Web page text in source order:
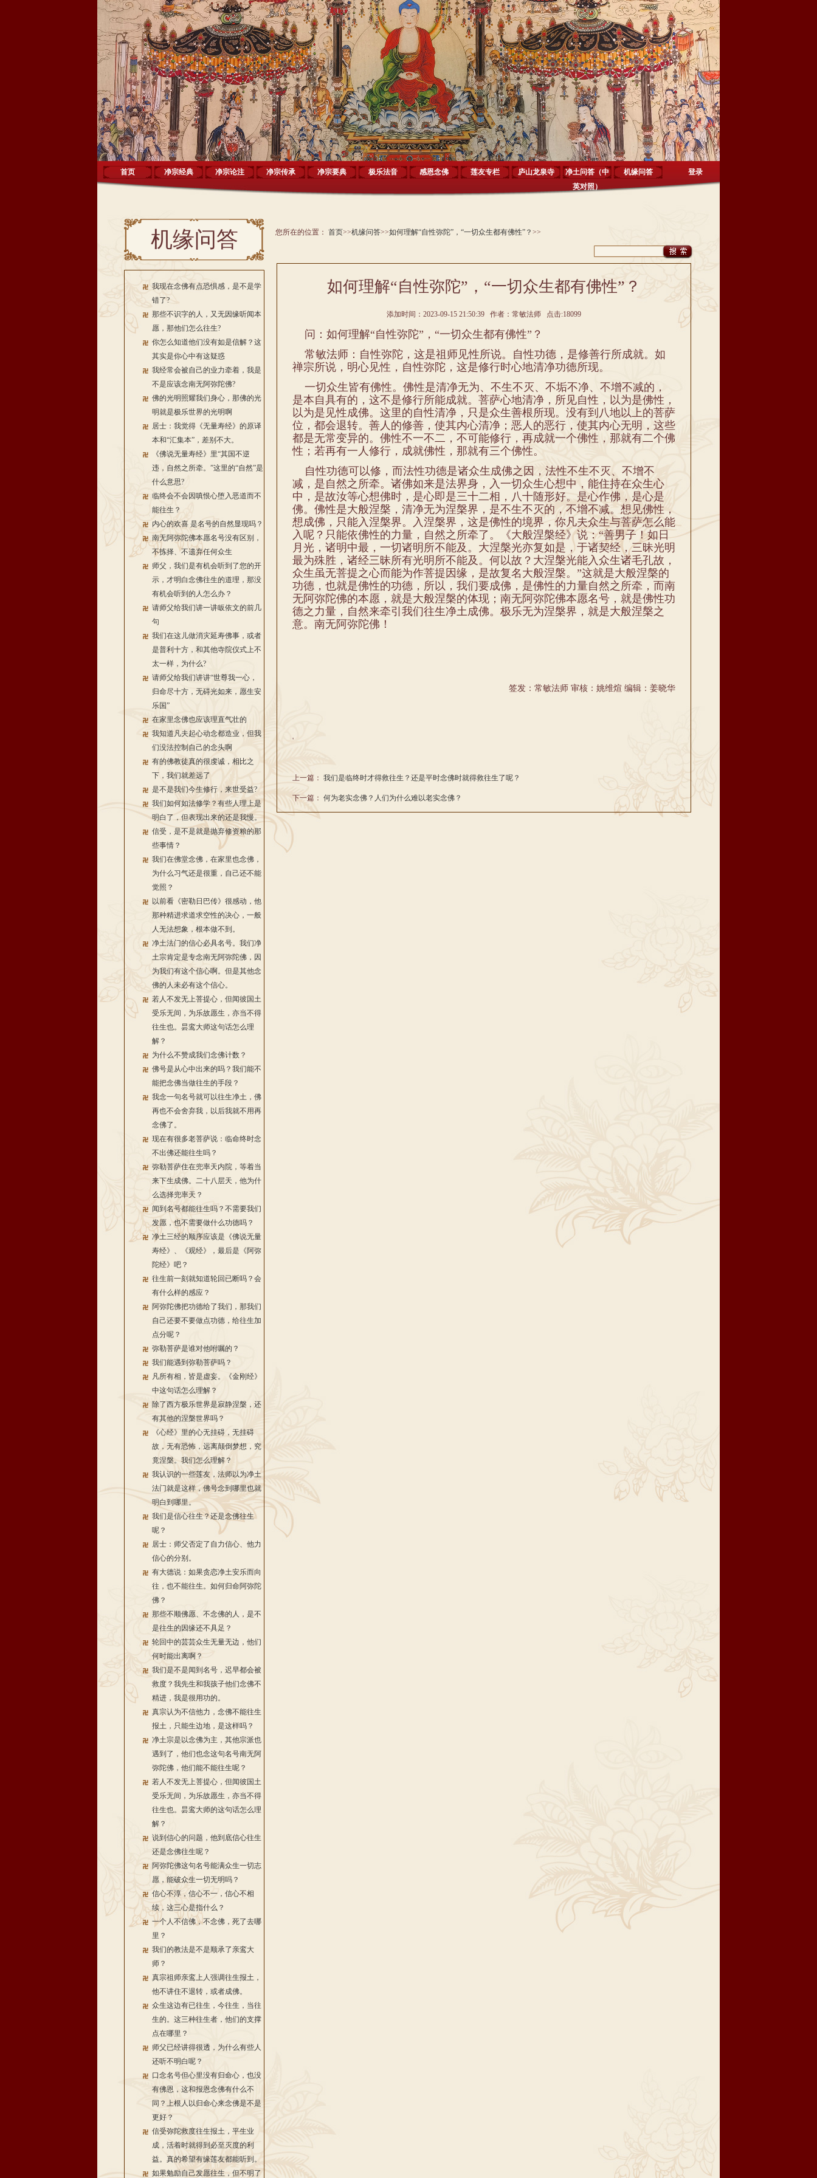
首页 净宗经典 净宗论注 净宗传承 净宗要典 极乐法音 感恩念佛 莲友专栏 庐山龙泉寺
净土问答（中
英对照）
机缘问答 登录
机缘问答
我现在念佛有点恐惧感，是不是学
错了?
那些不识字的人，又无因缘听闻本
愿，那他们怎么往生?
你怎么知道他们没有如是信解？这
其实是你心中有这疑惑
我经常会被自己的业力牵着，我是
不是应该念南无阿弥陀佛?
佛的光明照耀我们身心，那佛的光
明就是极乐世界的光明啊
居士：我觉得《无量寿经》的原译
本和“汇集本”，差别不大。
《佛说无量寿经》里“其国不逆
违，自然之所牵。”这里的“自然”是
什么意思?
临终会不会因嗔恨心堕入恶道而不
能往生？
内心的欢喜 是名号的自然显现吗？
南无阿弥陀佛本愿名号没有区别，
不拣择、不遗弃任何众生
师父，我们是有机会听到了您的开
示，才明白念佛往生的道理，那没
有机会听到的人怎么办？
请师父给我们讲一讲皈依文的前几
句
我们在这儿做消灾延寿佛事，或者
是普利十方，和其他寺院仪式上不
太一样，为什么?
请师父给我们讲讲“世尊我一心，
归命尽十方，无碍光如来，愿生安
乐国”
在家里念佛也应该理直气壮的
我知道凡夫起心动念都造业，但我
们没法控制自己的念头啊
有的佛教徒真的很虔诚，相比之
下，我们就差远了
是不是我们今生修行，来世受益?
我们如何如法修学？有些人理上是
明白了，但表现出来的还是我慢。
信受，是不是就是抛弃修资粮的那
些事情？
我们在佛堂念佛，在家里也念佛，
为什么习气还是很重，自己还不能
觉照？
以前看《密勒日巴传》很感动，他
那种精进求道求空性的决心，一般
人无法想象，根本做不到。
净土法门的信心必具名号。我们净
土宗肯定是专念南无阿弥陀佛，因
为我们有这个信心啊。但是其他念
佛的人未必有这个信心。
若人不发无上菩提心，但闻彼国土
受乐无间，为乐故愿生，亦当不得
往生也。昙鸾大师这句话怎么理
解？
为什么不赞成我们念佛计数？
佛号是从心中出来的吗？我们能不
能把念佛当做往生的手段？
我念一句名号就可以往生净土，佛
再也不会舍弃我，以后我就不用再
念佛了。
现在有很多老菩萨说：临命终时念
不出佛还能往生吗？
弥勒菩萨住在兜率天内院，等着当
来下生成佛。二十八层天，他为什
么选择兜率天？
闻到名号都能往生吗？不需要我们
发愿，也不需要做什么功德吗？
净土三经的顺序应该是《佛说无量
寿经》、《观经》，最后是《阿弥
陀经》吧？
往生前一刻就知道轮回已断吗？会
有什么样的感应？
阿弥陀佛把功德给了我们，那我们
自己还要不要做点功德，给往生加
点分呢？
弥勒菩萨是谁对他咐嘱的？
我们能遇到弥勒菩萨吗？
凡所有相，皆是虚妄。《金刚经》
中这句话怎么理解？
除了西方极乐世界是寂静涅槃，还
有其他的涅槃世界吗？
《心经》里的心无挂碍，无挂碍
故，无有恐怖，远离颠倒梦想，究
竟涅槃。我们怎么理解？
我认识的一些莲友，法师以为净土
法门就是这样，佛号念到哪里也就
明白到哪里。
我们是信心往生？还是念佛往生
呢？
居士：师父否定了自力信心、他力
信心的分别。
有大德说：如果贪恋净土安乐而向
往，也不能往生。如何归命阿弥陀
佛？
那些不顺佛愿、不念佛的人，是不
是往生的因缘还不具足？
轮回中的芸芸众生无量无边，他们
何时能出离啊？
我们是不是闻到名号，迟早都会被
救度？我先生和我孩子他们念佛不
精进，我是很用功的。
真宗认为不信他力，念佛不能往生
报土，只能生边地，是这样吗？
净土宗是以念佛为主，其他宗派也
遇到了，他们也念这句名号南无阿
弥陀佛，他们能不能往生呢？
若人不发无上菩提心，但闻彼国土
受乐无间，为乐故愿生，亦当不得
往生也。昙鸾大师的这句话怎么理
解？
说到信心的问题，他到底信心往生
还是念佛往生呢？
阿弥陀佛这句名号能满众生一切志
愿，能破众生一切无明吗？
信心不淳，信心不一，信心不相
续，这三心是指什么？
一个人不信佛，不念佛，死了去哪
里？
我们的教法是不是顺承了亲鸾大
师？
真宗祖师亲鸾上人强调往生报土，
他不讲住不退转，或者成佛。
众生这边有已往生，今往生，当往
生的。这三种往生者，他们的支撑
点在哪里？
师父已经讲得很透，为什么有些人
还听不明白呢？
口念名号但心里没有归命心，也没
有佛恩，这和报恩念佛有什么不
同？上根人以归命心来念佛是不是
更好？
信受弥陀救度往生报土，平生业
成，活着时就得到必至灭度的利
益。真的希望有缘莲友都能听到。
如果勉励自己发愿往生，但不明了
您所在的位置： 首页>>机缘问答>>如何理解“自性弥陀”，“一切众生都有佛性”？ >>
如何理解“自性弥陀”，“一切众生都有佛性”？
添加时间：2023-09-15 21:50:39 作者：常敏法师 点击:18099
问：如何理解“自性弥陀”，“一切众生都有佛性”？
常敏法师：自性弥陀，这是祖师见性所说。自性功德，是修善行所成就。如
禅宗所说，明心见性，自性弥陀，这是修行时心地清净功德所现。
一切众生皆有佛性。佛性是清净无为、不生不灭、不垢不净、不增不减的，
是本自具有的，这不是修行所能成就。菩萨心地清净，所见自性，以为是佛性，
以为是见性成佛。这里的自性清净，只是众生善根所现。没有到八地以上的菩萨
位，都会退转。善人的修善，使其内心清净；恶人的恶行，使其内心无明，这些
都是无常变异的。佛性不一不二，不可能修行，再成就一个佛性，那就有二个佛
性；若再有一人修行，成就佛性，那就有三个佛性。
自性功德可以修，而法性功德是诸众生成佛之因，法性不生不灭、不增不
减，是自然之所牵。诸佛如来是法界身，入一切众生心想中，能住持在众生心
中，是故汝等心想佛时，是心即是三十二相，八十随形好。是心作佛，是心是
佛。佛性是大般涅槃，清净无为涅槃界，是不生不灭的，不增不减。想见佛性，
想成佛，只能入涅槃界。入涅槃界，这是佛性的境界，你凡夫众生与菩萨怎么能
入呢？只能依佛性的力量，自然之所牵了。《大般涅槃经》说：“善男子！如日
月光，诸明中最，一切诸明所不能及。大涅槃光亦复如是，于诸契经，三昧光明
最为殊胜，诸经三昧所有光明所不能及。何以故？大涅槃光能入众生诸毛孔故，
众生虽无菩提之心而能为作菩提因缘，是故复名大般涅槃。”这就是大般涅槃的
功德，也就是佛性的功德，所以，我们要成佛，是佛性的力量自然之所牵，而南
无阿弥陀佛的本愿，就是大般涅槃的体现；南无阿弥陀佛本愿名号，就是佛性功
德之力量，自然来牵引我们往生净土成佛。极乐无为涅槃界，就是大般涅槃之
意。南无阿弥陀佛！
签发：常敏法师 审核：姚维煊 编辑：姜晓华
'
上一篇： 我们是临终时才得救往生？还是平时念佛时就得救往生了呢？
下一篇： 何为老实念佛？人们为什么难以老实念佛？